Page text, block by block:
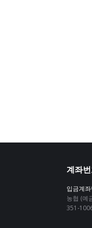
계좌
입금계
농협 (예
351-